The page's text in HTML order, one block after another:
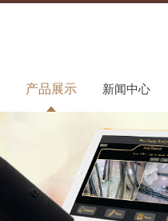
产品展示 新闻中心